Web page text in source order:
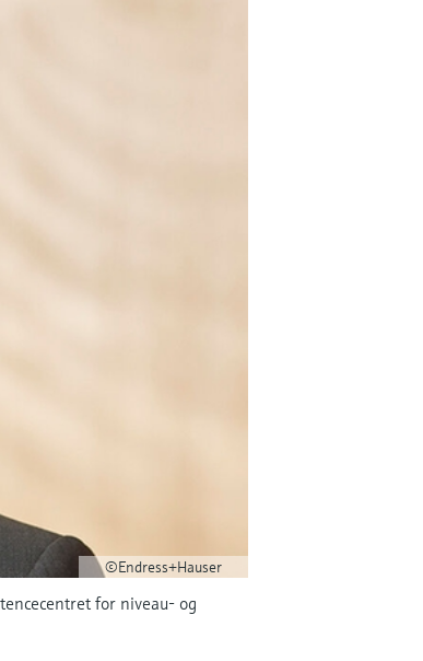
©Endress+Hauser
for niveau- og